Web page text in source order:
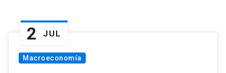
2 JUL
Macroeconomía